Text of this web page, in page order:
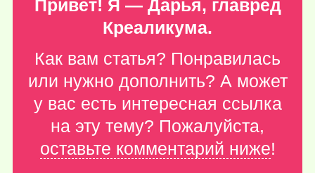
Привет! Я — Дарья, главред
Креаликума.
Как вам статья? Понравилась
или нужно дополнить? А может
у вас есть интересная ссылка
на эту тему? Пожалуйста,
оставьте комментарий ниже!